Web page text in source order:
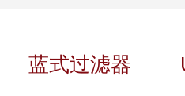
蓝式过滤器